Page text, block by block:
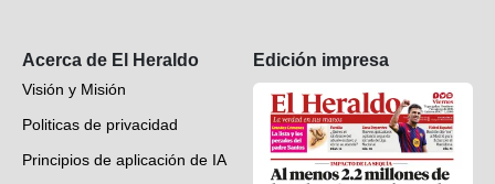
Acerca de El Heraldo
Visión y Misión
Politicas de privacidad
Principios de aplicación de IA
Edición impresa